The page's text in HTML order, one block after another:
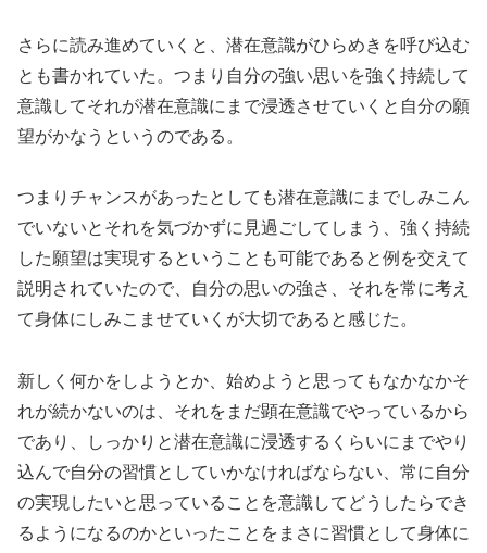
さらに読み進めていくと、潜在意識がひらめきを呼び込む
とも書かれていた。つまり自分の強い思いを強く持続して
意識してそれが潜在意識にまで浸透させていくと自分の願
望がかなうというのである。
つまりチャンスがあったとしても潜在意識にまでしみこん
でいないとそれを気づかずに見過ごしてしまう、強く持続
した願望は実現するということも可能であると例を交えて
説明されていたので、自分の思いの強さ、それを常に考え
て身体にしみこませていくが大切であると感じた。
新しく何かをしようとか、始めようと思ってもなかなかそ
れが続かないのは、それをまだ顕在意識でやっているから
であり、しっかりと潜在意識に浸透するくらいにまでやり
込んで自分の習慣としていかなければならない、常に自分
の実現したいと思っていることを意識してどうしたらでき
るようになるのかといったことをまさに習慣として身体に